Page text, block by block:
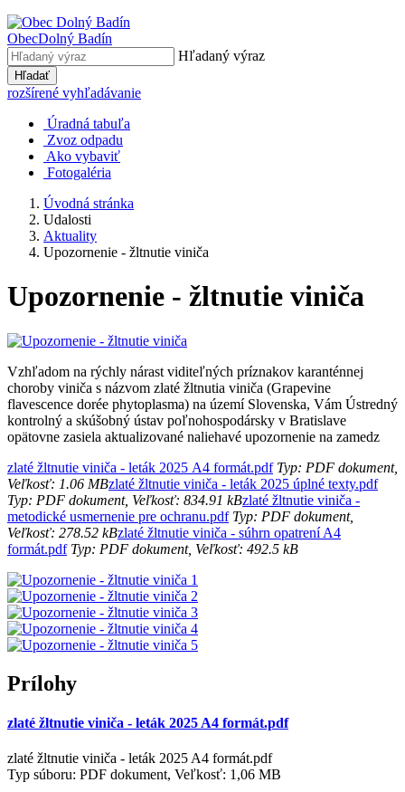
ObecDolný Badín
Hľadaný výraz
Hľadať
rozšírené vyhľadávanie
Úradná tabuľa
Zvoz odpadu
Ako vybaviť
Fotogaléria
Úvodná stránka
Udalosti
Aktuality
Upozornenie - žltnutie viniča
Upozornenie - žltnutie viniča
Vzhľadom na rýchly nárast viditeľných príznakov karanténnej
choroby viniča s názvom zlaté žltnutia viniča (Grapevine
flavescence dorée phytoplasma) na území Slovenska, Vám Ústredný
kontrolný a skúšobný ústav poľnohospodársky v Bratislave
opätovne zasiela aktualizované naliehavé upozornenie na zamedz
zlaté žltnutie viniča - leták 2025 A4 formát.pdfTyp: PDF dokument,
Veľkosť: 1.06 MBzlaté žltnutie viniča - leták 2025 úplné texty.pdf
Typ: PDF dokument, Veľkosť: 834.91 kBzlaté žltnutie viniča -
metodické usmernenie pre ochranu.pdfTyp: PDF dokument,
Veľkosť: 278.52 kBzlaté žltnutie viniča - súhrn opatrení A4
formát.pdfTyp: PDF dokument, Veľkosť: 492.5 kB
Prílohy
zlaté žltnutie viniča - leták 2025 A4 formát.pdf
zlaté žltnutie viniča - leták 2025 A4 formát.pdf
Typ súboru: PDF dokument, Veľkosť: 1,06 MB